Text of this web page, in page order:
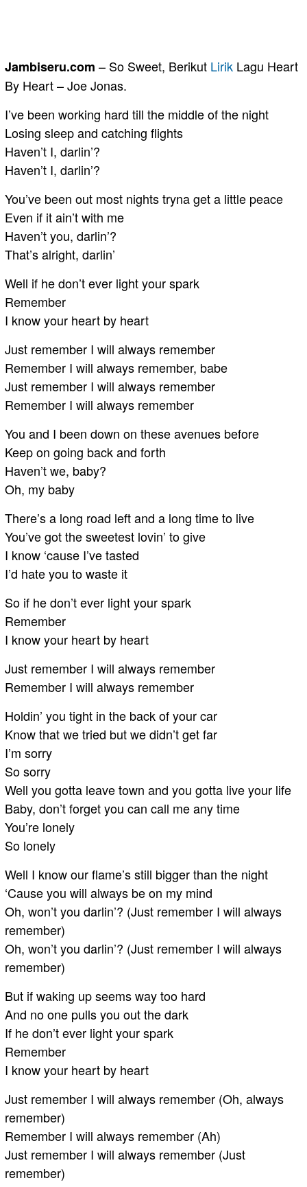
Jambiseru.com – So Sweet, Berikut Lirik Lagu Heart
By Heart – Joe Jonas.
I’ve been working hard till the middle of the night
Losing sleep and catching flights
Haven’t I, darlin’?
Haven’t I, darlin’?
You’ve been out most nights tryna get a little peace
Even if it ain’t with me
Haven’t you, darlin’?
That’s alright, darlin’
Well if he don’t ever light your spark
Remember
I know your heart by heart
Just remember I will always remember
Remember I will always remember, babe
Just remember I will always remember
Remember I will always remember
You and I been down on these avenues before
Keep on going back and forth
Haven’t we, baby?
Oh, my baby
There’s a long road left and a long time to live
You’ve got the sweetest lovin’ to give
I know ‘cause I’ve tasted
I’d hate you to waste it
So if he don’t ever light your spark
Remember
I know your heart by heart
Just remember I will always remember
Remember I will always remember
Holdin’ you tight in the back of your car
Know that we tried but we didn’t get far
I’m sorry
So sorry
Well you gotta leave town and you gotta live your life
Baby, don’t forget you can call me any time
You’re lonely
So lonely
Well I know our flame’s still bigger than the night
‘Cause you will always be on my mind
Oh, won’t you darlin’? (Just remember I will always
remember)
Oh, won’t you darlin’? (Just remember I will always
remember)
But if waking up seems way too hard
And no one pulls you out the dark
If he don’t ever light your spark
Remember
I know your heart by heart
Just remember I will always remember (Oh, always
remember)
Remember I will always remember (Ah)
Just remember I will always remember (Just
remember)